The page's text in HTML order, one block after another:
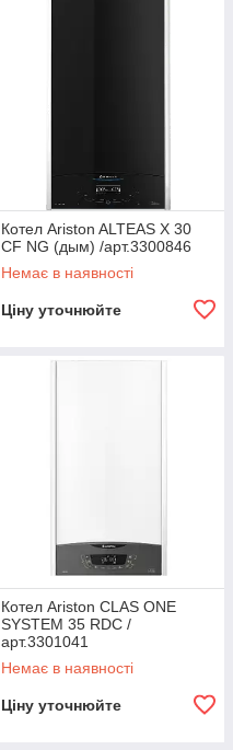
Котел Ariston ALTEAS X 30
CF NG (дым) /арт.3300846
Немає в наявності
Ціну уточнюйте
Котел Ariston CLAS ONE
SYSTEM 35 RDC /
арт.3301041
Немає в наявності
Ціну уточнюйте